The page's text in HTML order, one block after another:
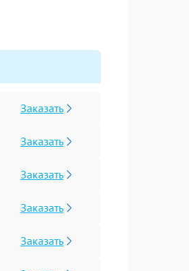
Заказать
Заказать
Заказать
Заказать
Заказать